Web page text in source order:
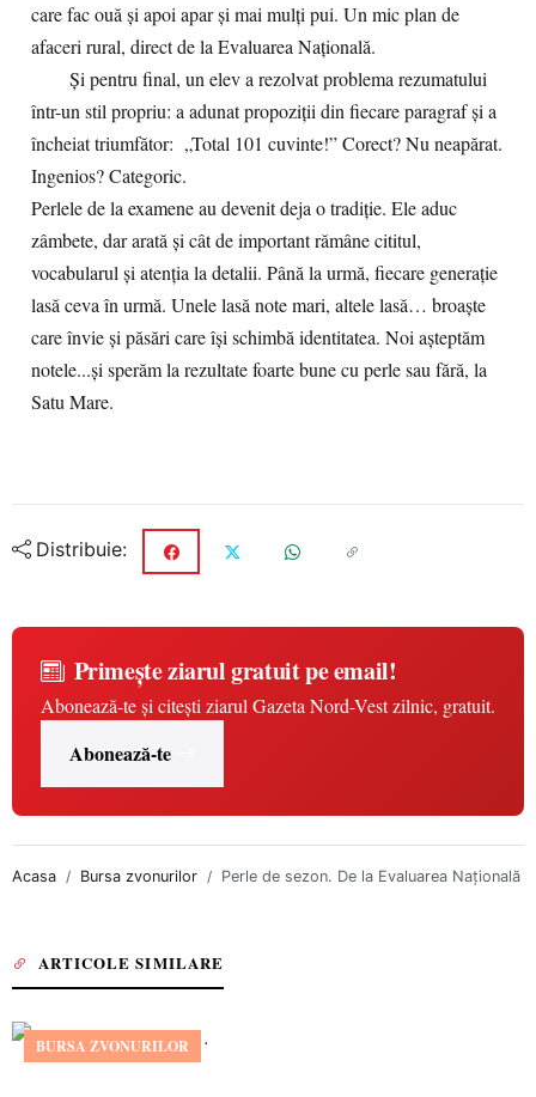
care fac ouă și apoi apar și mai mulți pui. Un mic plan de
afaceri rural, direct de la Evaluarea Națională.
Și pentru final, un elev a rezolvat problema rezumatului
într-un stil propriu: a adunat propoziții din fiecare paragraf și a
încheiat triumfător: „Total 101 cuvinte!” Corect? Nu neapărat.
Ingenios? Categoric.
Perlele de la examene au devenit deja o tradiție. Ele aduc
zâmbete, dar arată și cât de important rămâne cititul,
vocabularul și atenția la detalii. Până la urmă, fiecare generație
lasă ceva în urmă. Unele lasă note mari, altele lasă… broaște
care învie și păsări care își schimbă identitatea. Noi așteptăm
notele...și sperăm la rezultate foarte bune cu perle sau fără, la
Satu Mare.
Distribuie:
Primește ziarul gratuit pe email!
Abonează-te și citești ziarul Gazeta Nord-Vest zilnic, gratuit.
Abonează-te
Acasa Bursa zvonurilor Perle de sezon. De la Evaluarea Națională
ARTICOLE SIMILARE
BURSA ZVONURILOR